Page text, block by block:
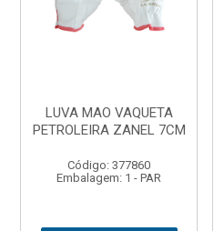
LUVA MAO VAQUETA
PETROLEIRA ZANEL 7CM
Código: 377860
Embalagem: 1 - PAR